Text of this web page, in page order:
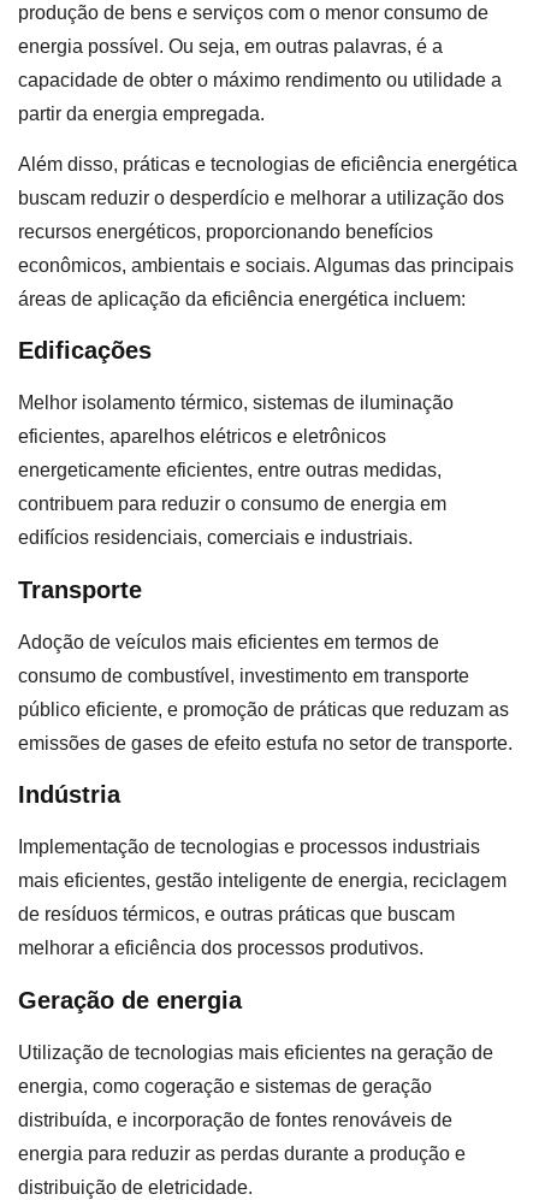
produção de bens e serviços com o menor consumo de
energia possível. Ou seja, em outras palavras, é a
capacidade de obter o máximo rendimento ou utilidade a
partir da energia empregada.
Além disso, práticas e tecnologias de eficiência energética
buscam reduzir o desperdício e melhorar a utilização dos
recursos energéticos, proporcionando benefícios
econômicos, ambientais e sociais. Algumas das principais
áreas de aplicação da eficiência energética incluem:
Edificações
Melhor isolamento térmico, sistemas de iluminação
eficientes, aparelhos elétricos e eletrônicos
energeticamente eficientes, entre outras medidas,
contribuem para reduzir o consumo de energia em
edifícios residenciais, comerciais e industriais.
Transporte
Adoção de veículos mais eficientes em termos de
consumo de combustível, investimento em transporte
público eficiente, e promoção de práticas que reduzam as
emissões de gases de efeito estufa no setor de transporte.
Indústria
Implementação de tecnologias e processos industriais
mais eficientes, gestão inteligente de energia, reciclagem
de resíduos térmicos, e outras práticas que buscam
melhorar a eficiência dos processos produtivos.
Geração de energia
Utilização de tecnologias mais eficientes na geração de
energia, como cogeração e sistemas de geração
distribuída, e incorporação de fontes renováveis de
energia para reduzir as perdas durante a produção e
distribuição de eletricidade.